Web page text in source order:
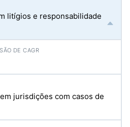
litígios e responsabilidade
jurisdições com casos de